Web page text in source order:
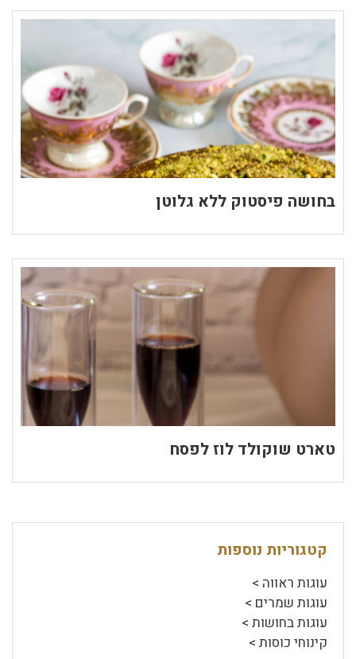
בחושה פיסטוק ללא גלוטן
טארט שוקולד לוז לפסח
קטגוריות נוספות
עוגות ראווה >
עוגות שמרים >
עוגות בחושות >
קינוחי כוסות >